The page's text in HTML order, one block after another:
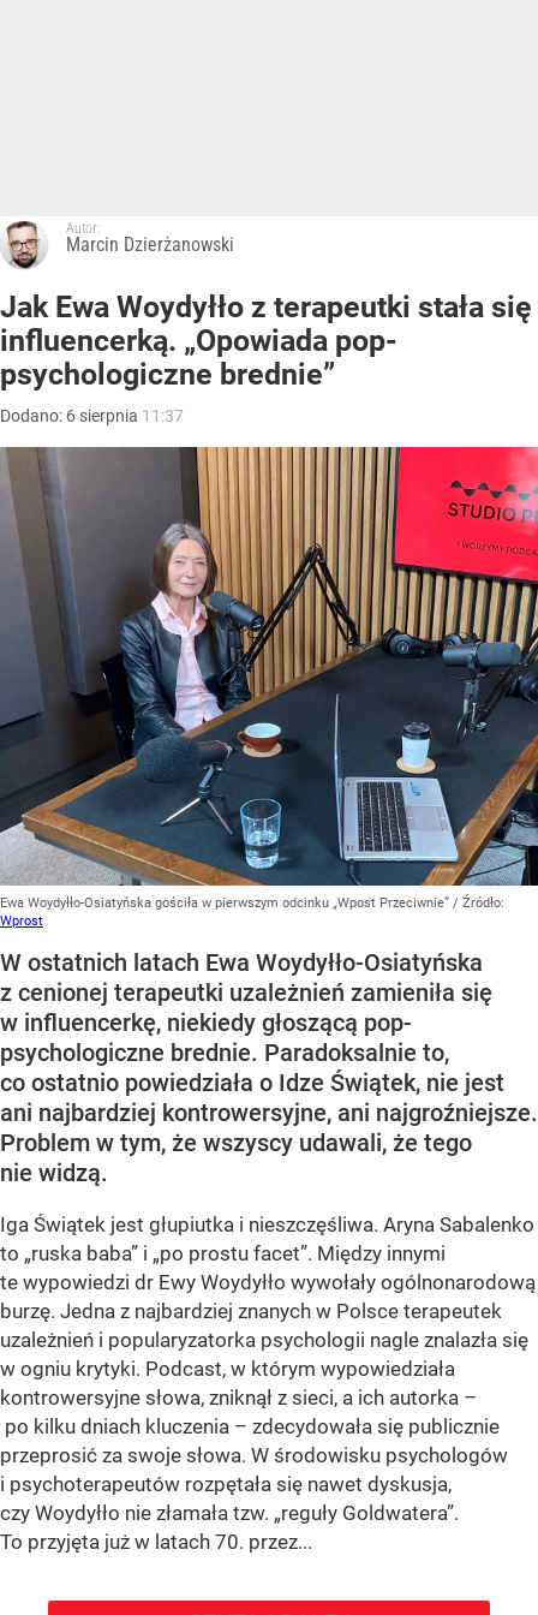
Autor:
Marcin Dzierżanowski
Jak Ewa Woydyłło z terapeutki stała się
influencerką. „Opowiada pop-
psychologiczne brednie”
Dodano: 6 sierpnia 11:37
Ewa Woydyłło-Osiatyńska gościła w pierwszym odcinku „Wpost Przeciwnie” / Źródło:
Wprost
W ostatnich latach Ewa Woydyłło-Osiatyńska
z cenionej terapeutki uzależnień zamieniła się
w influencerkę, niekiedy głoszącą pop-
psychologiczne brednie. Paradoksalnie to,
co ostatnio powiedziała o Idze Świątek, nie jest
ani najbardziej kontrowersyjne, ani najgroźniejsze.
Problem w tym, że wszyscy udawali, że tego
nie widzą.
Iga Świątek jest głupiutka i nieszczęśliwa. Aryna Sabalenko
to „ruska baba” i „po prostu facet”. Między innymi
te wypowiedzi dr Ewy Woydyłło wywołały ogólnonarodową
burzę. Jedna z najbardziej znanych w Polsce terapeutek
uzależnień i popularyzatorka psychologii nagle znalazła się
w ogniu krytyki. Podcast, w którym wypowiedziała
kontrowersyjne słowa, zniknął z sieci, a ich autorka –
po kilku dniach kluczenia – zdecydowała się publicznie
przeprosić za swoje słowa. W środowisku psychologów
i psychoterapeutów rozpętała się nawet dyskusja,
czy Woydyłło nie złamała tzw. „reguły Goldwatera”.
To przyjęta już w latach 70. przez...